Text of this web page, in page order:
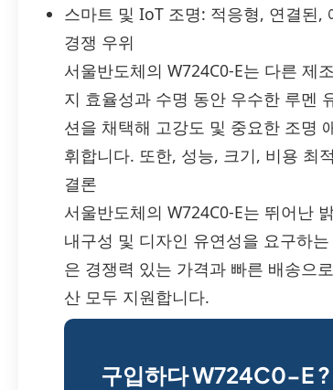
스마트 및 IoT 조명: 적응형, 연결된,
경쟁 우위
서울반도체의 W724C0-E는 다른 제
지 효율성과 수명 동안 우수한 루멘
션을 채택해 고강도 및 중요한 조명
휘합니다. 또한, 성능, 크기, 비용 최
결론
서울반도체의 W724C0-E는 뛰어난
내구성 및 디자인 유연성을 요구하
은 경쟁력 있는 가격과 빠른 배송으
산 모두 지원합니다.
구입하다 W724C0-E ?